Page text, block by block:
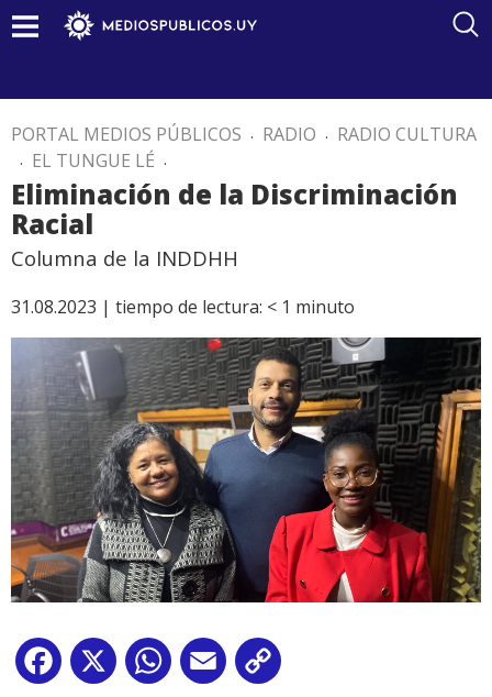
PORTAL MEDIOS PÚBLICOS . RADIO . RADIO CULTURA
. EL TUNGUE LÉ .
Eliminación de la Discriminación
Racial
Columna de la INDDHH
31.08.2023 | tiempo de lectura: < 1 minuto
Facebook
X WhatsApp
Email